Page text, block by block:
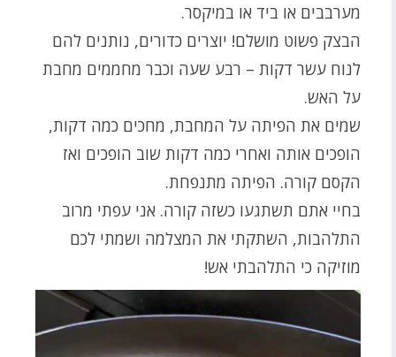
מערבבים או ביד או במיקסר.
הבצק פשוט מושלם! יוצרים כדורים, נותנים להם
לנוח עשר דקות – רבע שעה וכבר מחממים מחבת
על האש.
שמים את הפיתה על המחבת, מחכים כמה דקות,
הופכים אותה ואחרי כמה דקות שוב הופכים ואז
הקסם קורה. הפיתה מתנפחת.
בחיי אתם תשתגעו כשזה קורה. אני עפתי מרוב
התלהבות, השתקתי את המצלמה ושמתי לכם
מוזיקה כי התלהבתי אש!